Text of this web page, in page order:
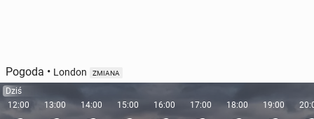
Pogoda • London ZMIANA
Dziś
12:00
13:00 14:00 15:00 16:00 17:00 18:00 19:00